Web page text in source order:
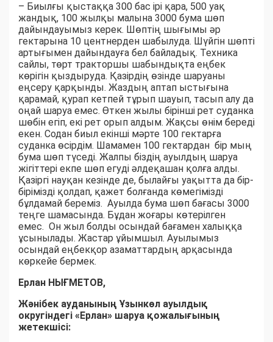
– Биылғы қыстаққа 300 бас ірі қара, 500 уақ
жандық, 100 жылқы малына 3000 бума шөп
дайындауымыз керек. Шөптің шығымы әр
гектарына 10 центнерден шабылуда. Шүйгін шөпті
артығымен дайындауға бел байладық. Техника
сайлы, төрт тракторшы шабындықта еңбек
көрігін қыздыруда. Қазірдің өзінде шаруаны
еңсеру қарқынды. Жаздың аптап ыстығына
қарамай, қурап кетпей тұрып шауып, тасып алу да
оңай шаруа емес. Өткен жылы бірінші рет суданка
шөбін егіп, екі рет орып алдым. Жақсы өнім береді
екен. Содан биыл екінші мәрте 100 гектарға
суданка өсірдім. Шамамен 100 гектардан бір мың
бума шөп түседі. Жалпы біздің ауылдың шаруа
жігіттері екпе шөп егуді әлдеқашан қолға алды.
Қазіргі науқан кезінде де, былайғы уақытта да бір-
бірімізді қолдап, қажет болғанда көмегімізді
бұлдамай береміз. Ауылда бума шөп бағасы 3000
теңге шамасында. Бұдан жоғары көтерілген
емес. Он жыл болды осындай бағамен халыққа
ұсынылады. Жастар ұйымшыл. Ауылымыз
осындай еңбекқор азаматтардың арқасында
көркейе бермек.
Ерлан НЫҒМЕТОВ,
Жәнібек ауданының Ұзынкөл ауылдық
округіндегі «Ерлан» шаруа қожалығының
жетекшісі: